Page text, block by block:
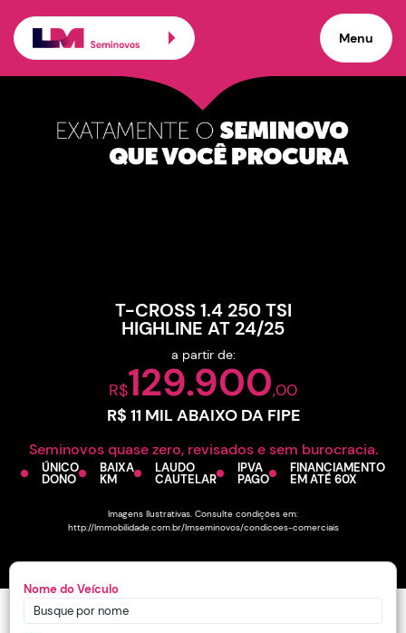
Carros seminovos de
Menu
T-CROSS 1.4 250 TSI
HIGHLINE AT 24/25
a partir de:
R$129.900,00
R$ 11 MIL ABAIXO DA FIPE
Seminovos quase zero, revisados e sem burocracia.
ÚNICO
DONO
BAIXA
KM
LAUDO
CAUTELAR
IPVA
PAGO
FINANCIAMENTO
EM ATÉ 60X
Imagens Ilustrativas. Consulte condições em:
http://lmmobilidade.com.br/lmseminovos/condicoes-comerciais
Nome do Veículo
×
Veículos promocionais